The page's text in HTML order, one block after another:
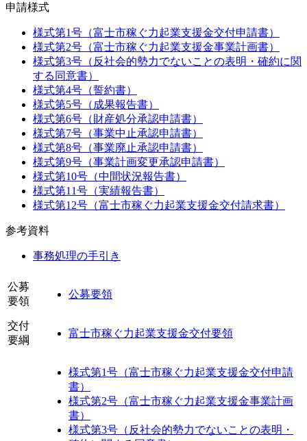
申請様式
様式第1号（富士市稼ぐ力起業支援金交付申請書）
様式第2号（富士市稼ぐ力起業支援金事業計画書）
様式第3号（反社会的勢力でないことの表明・確約に関
する同意書）
様式第4号（誓約書）
様式第5号（成果報告書）
様式第6号（財産処分承認申請書）
様式第7号（事業中止承認申請書）
様式第8号（事業廃止承認申請書）
様式第9号（事業計画変更承認申請書）
様式第10号（中間状況報告書）
様式第11号（実績報告書）
様式第12号（富士市稼ぐ力起業支援金交付請求書）
参考資料
事務処理の手引き
公募
要領
公募要領
交付
要綱
富士市稼ぐ力起業支援金交付要領
様式第1号（富士市稼ぐ力起業支援金交付申請
書）
様式第2号（富士市稼ぐ力起業支援金事業計画
書）
様式第3号（反社会的勢力でないことの表明・